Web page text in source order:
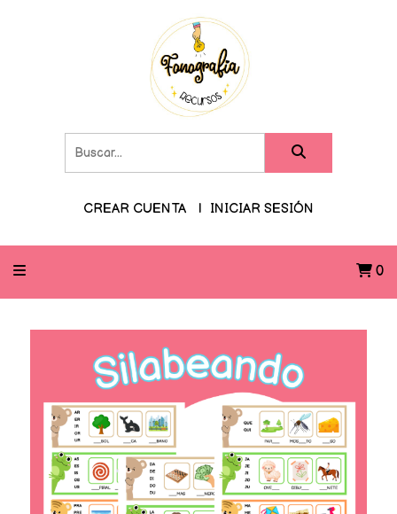
CREAR CUENTA INICIAR SESIÓN
0